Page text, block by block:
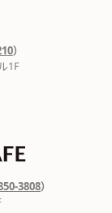
）
1F
3808）